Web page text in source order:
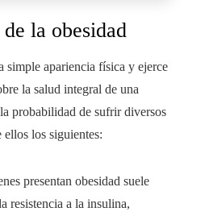
la obesidad
simple apariencia física y ejerce
la salud integral de una
probabilidad de sufrir diversos
ellos los siguientes:
presentan obesidad suele
resistencia a la insulina,